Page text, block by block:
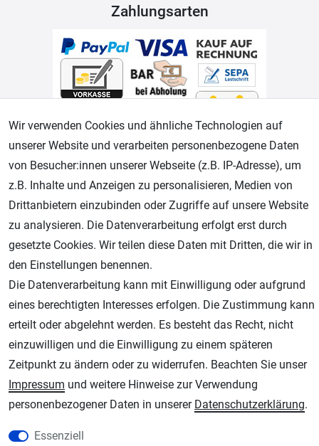
Zahlungsarten
Geprüfter Shop
AGB Widerrufsrecht Datenschutz Impressum
Unsere weiteren Shops:
Schmincke-City.de
Schmincke Künstlerfarben das Gesamtsortiment
Plotter-City.com
Wir verwenden Cookies und ähnliche Technologien auf
unserer Website und verarbeiten personenbezogene Daten
von Besucher:innen unserer Webseite (z.B. IP-Adresse), um
z.B. Inhalte und Anzeigen zu personalisieren, Medien von
Drittanbietern einzubinden oder Zugriffe auf unsere Website
zu analysieren. Die Datenverarbeitung erfolgt erst durch
gesetzte Cookies. Wir teilen diese Daten mit Dritten, die wir in
den Einstellungen benennen.
Die Datenverarbeitung kann mit Einwilligung oder aufgrund
eines berechtigten Interesses erfolgen. Die Zustimmung kann
erteilt oder abgelehnt werden. Es besteht das Recht, nicht
einzuwilligen und die Einwilligung zu einem späteren
Zeitpunkt zu ändern oder zu widerrufen. Beachten Sie unser
Impressum und weitere Hinweise zur Verwendung
personenbezogener Daten in unserer Daten­schutz­erklärung.
Essenziell